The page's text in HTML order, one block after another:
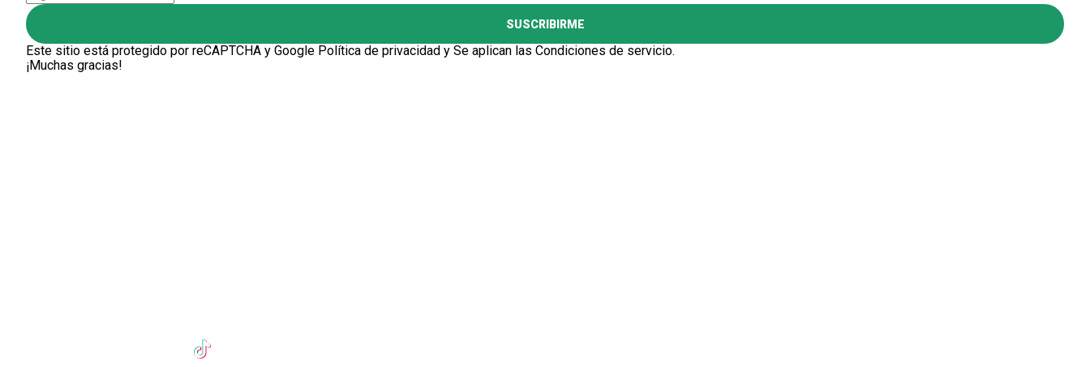
SUSCRIBIRME
Este sitio está protegido por reCAPTCHA y Google Política de privacidad y Se aplican las Condiciones de servicio.
¡Muchas gracias!